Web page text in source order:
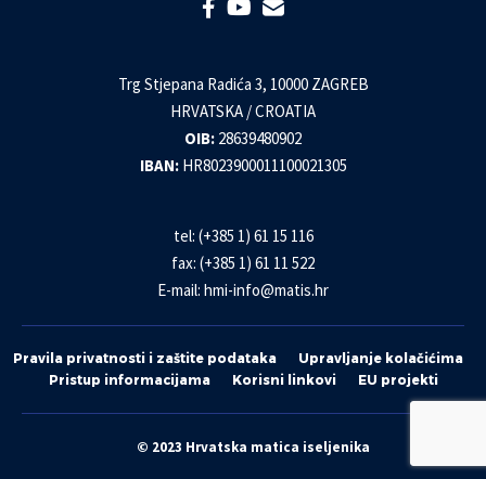
Trg Stjepana Radića 3, 10000 ZAGREB
HRVATSKA / CROATIA
OIB: 28639480902
IBAN: HR8023900011100021305
tel: (+385 1) 61 15 116
fax: (+385 1) 61 11 522
E-mail: hmi-info@matis.hr
Pravila privatnosti i zaštite podataka
Upravljanje kolačićima
Pristup informacijama
Korisni linkovi EU projekti
© 2023 Hrvatska matica iseljenika